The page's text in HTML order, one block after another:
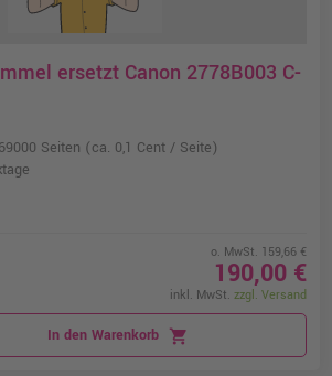
ersetzt Canon 2778B003 C-
Seiten (ca. 0,1 Cent / Seite)
o. MwSt. 159,66 €
190,00 €
inkl. MwSt. zzgl. Versand
In den Warenkorb shopping_cart